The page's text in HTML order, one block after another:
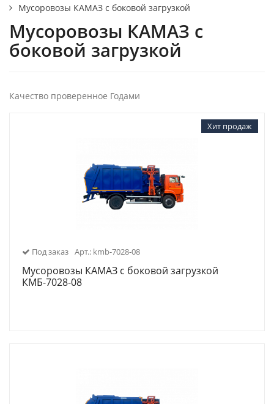
Мусоровозы КАМАЗ с боковой загрузкой
Мусоровозы КАМАЗ с
боковой загрузкой
Качество проверенное Годами
Хит продаж
Под заказ Арт.: kmb-7028-08
Мусоровозы КАМАЗ с боковой загрузкой
КМБ-7028-08